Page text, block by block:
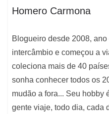
Homero Carmona
Blogueiro desde 2008,
intercâmbio e começou a
coleciona mais de 40
sonha conhecer todos os
mudão a fora... Seu hobby
gente viaje, todo dia, cada